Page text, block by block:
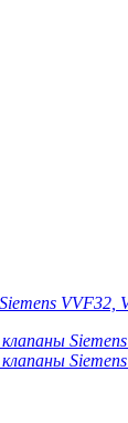
VVF32,